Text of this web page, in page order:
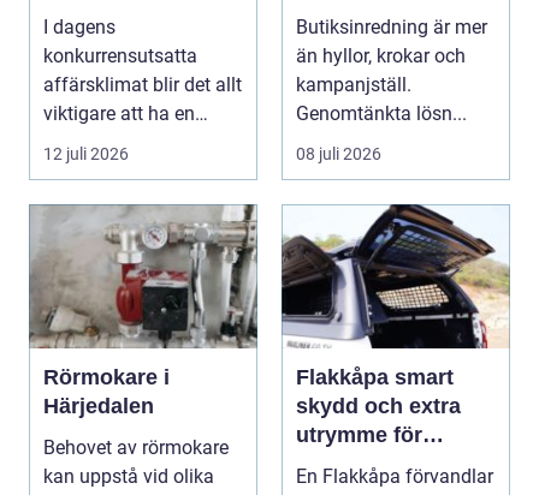
redovisning i
Stockholm
I dagens
konkurrensutsatta
affärsklimat blir det allt
viktigare att ha en
redovisningsbyrå...
12 juli 2026
trivsel
Butiksinredning är mer
än hyllor, krokar och
kampanjställ.
Genomtänkta lösn...
08 juli 2026
Rörmokare i
Härjedalen
Behovet av rörmokare
kan uppstå vid olika
Flakkåpa smart
skydd och extra
utrymme för
pickup
En Flakkåpa förvandlar